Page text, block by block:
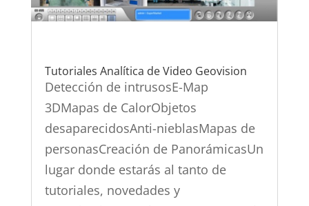
Tutoriales Analítica de Video Geovision
Detección de intrusosE-Map
3DMapas de CalorObjetos
desaparecidosAnti-nieblasMapas de
personasCreación de PanorámicasUn
lugar donde estarás al tanto de
tutoriales, novedades y